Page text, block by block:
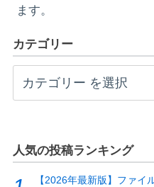
ます。
カテゴリー
人気の投稿ランキング
【2026年最新版】ファイ